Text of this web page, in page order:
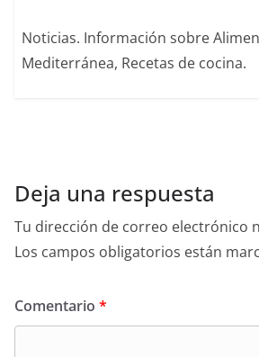
Noticias. Información sobre
Mediterránea, Recetas de cocina.
Deja una respuesta
Tu dirección de correo electrónico
Los campos obligatorios están
Comentario *